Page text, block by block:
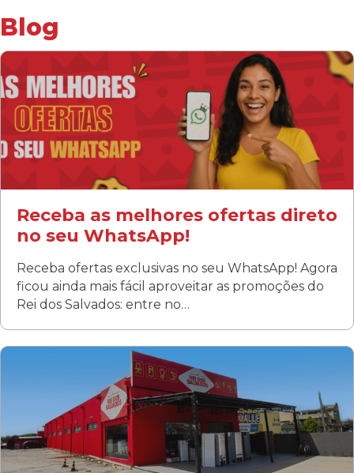
Fanny
Rua Albino Beatriz, 100 - Fanny, Curitiba –PR
Segunda a sábado: 09h00 às 19h00
Domingo: FECHADA
ÚLTIMOS DIAS DE LIQUIDAÇÃO!
(41) 3411-1754
Blog
Receba as melhores ofertas direto
no seu WhatsApp!
Receba ofertas exclusivas no seu WhatsApp! Agora
ficou ainda mais fácil aproveitar as promoções do
Rei dos Salvados: entre no…